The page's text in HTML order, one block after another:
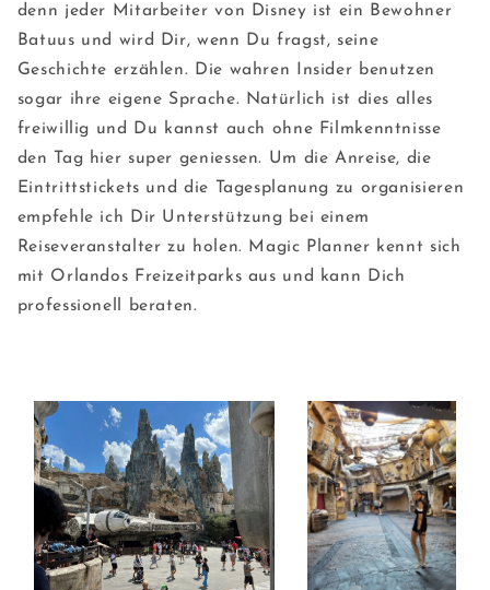
denn jeder Mitarbeiter von Disney ist ein Bewohner
Batuus und wird Dir, wenn Du fragst, seine
Geschichte erzählen. Die wahren Insider benutzen
sogar ihre eigene Sprache. Natürlich ist dies alles
freiwillig und Du kannst auch ohne Filmkenntnisse
den Tag hier super geniessen. Um die Anreise, die
Eintrittstickets und die Tagesplanung zu organisieren
empfehle ich Dir Unterstützung bei einem
Reiseveranstalter zu holen. Magic Planner kennt sich
mit Orlandos Freizeitparks aus und kann Dich
professionell beraten.